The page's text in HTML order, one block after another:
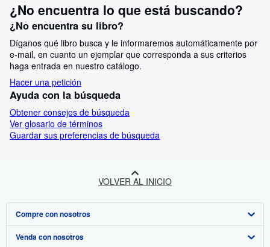
¿No encuentra lo que está buscando?
¿No encuentra su libro?
Díganos qué libro busca y le informaremos automáticamente por
e-mail, en cuanto un ejemplar que corresponda a sus criterios
haga entrada en nuestro catálogo.
Hacer una petición
Ayuda con la búsqueda
Obtener consejos de búsqueda
Ver glosario de términos
Guardar sus preferencias de búsqueda
VOLVER AL INICIO
Compre con nosotros
Búsqueda avanzada
Venda con nosotros